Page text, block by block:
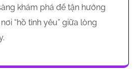
khám phá để tận hưởng
“hồ tình yêu” giữa lòng